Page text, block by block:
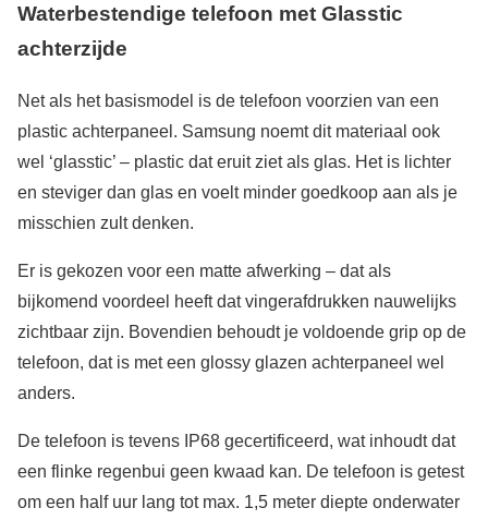
Waterbestendige telefoon met Glasstic
achterzijde
Net als het basismodel is de telefoon voorzien van een
plastic achterpaneel. Samsung noemt dit materiaal ook
wel ‘glasstic’ – plastic dat eruit ziet als glas. Het is lichter
en steviger dan glas en voelt minder goedkoop aan als je
misschien zult denken.
Er is gekozen voor een matte afwerking – dat als
bijkomend voordeel heeft dat vingerafdrukken nauwelijks
zichtbaar zijn. Bovendien behoudt je voldoende grip op de
telefoon, dat is met een glossy glazen achterpaneel wel
anders.
De telefoon is tevens IP68 gecertificeerd, wat inhoudt dat
een flinke regenbui geen kwaad kan. De telefoon is getest
om een half uur lang tot max. 1,5 meter diepte onderwater